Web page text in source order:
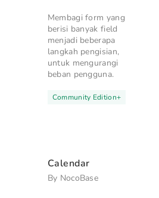
Membagi form yang
berisi banyak field
menjadi beberapa
langkah pengisian,
untuk mengurangi
beban pengguna.
Community Edition+
Calendar
By NocoBase